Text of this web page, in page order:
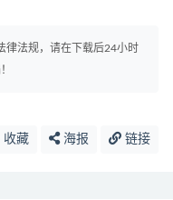
律法规，请在下载后24小时
收藏 海报 链接